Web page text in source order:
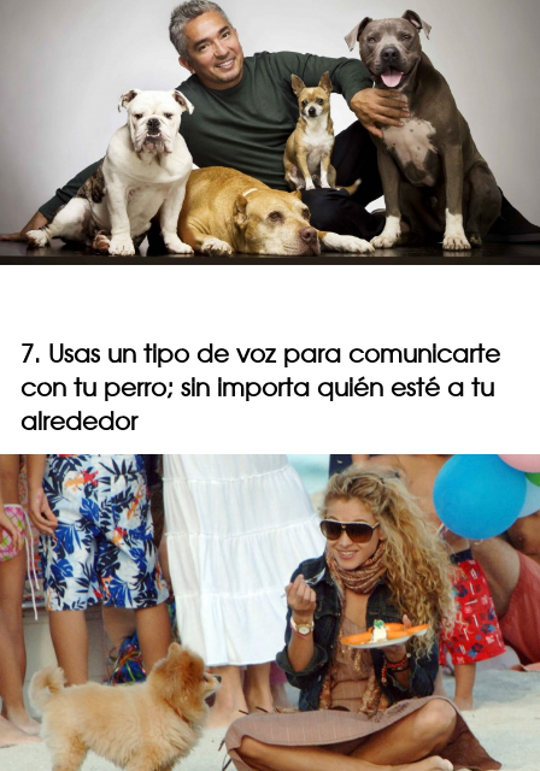
7. Usas un tipo de voz para comunicarte
con tu perro; sin importa quién esté a tu
alrededor